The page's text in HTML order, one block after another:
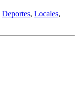
Deportes, Locales,